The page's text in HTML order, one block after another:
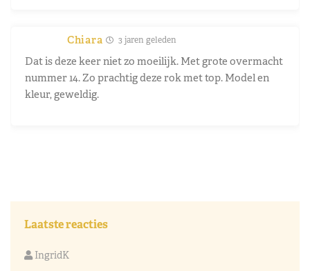
Chiara 3 jaren geleden
Dat is deze keer niet zo moeilijk. Met grote overmacht
nummer 14. Zo prachtig deze rok met top. Model en
kleur, geweldig.
Laatste reacties
IngridK